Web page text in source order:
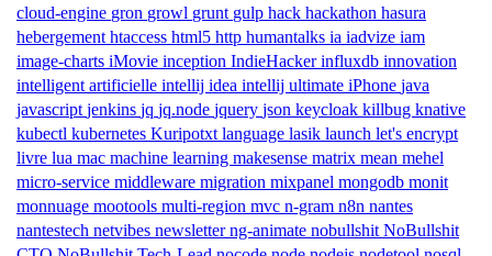
cloud-engine gron growl grunt gulp hack hackathon hasura
hebergement htaccess html5 http humantalks ia iadvize iam
image-charts iMovie inception IndieHackerinfluxdb innovation
intelligent artificielle intellij idea intellij ultimate iPhone java
javascript jenkins jq jq.node jquery json keycloak killbug knative
kubectl kubernetes Kuripotxt language lasik launch let's encrypt
livre lua mac machine learning makesense matrix mean mehel
micro-service middleware migration mixpanel mongodb monit
monnuage mootools multi-region mvc n-gram n8n nantes
nantestech netvibes newsletterng-animate nobullshit NoBullshit